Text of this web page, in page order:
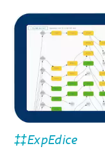
ExpEdice